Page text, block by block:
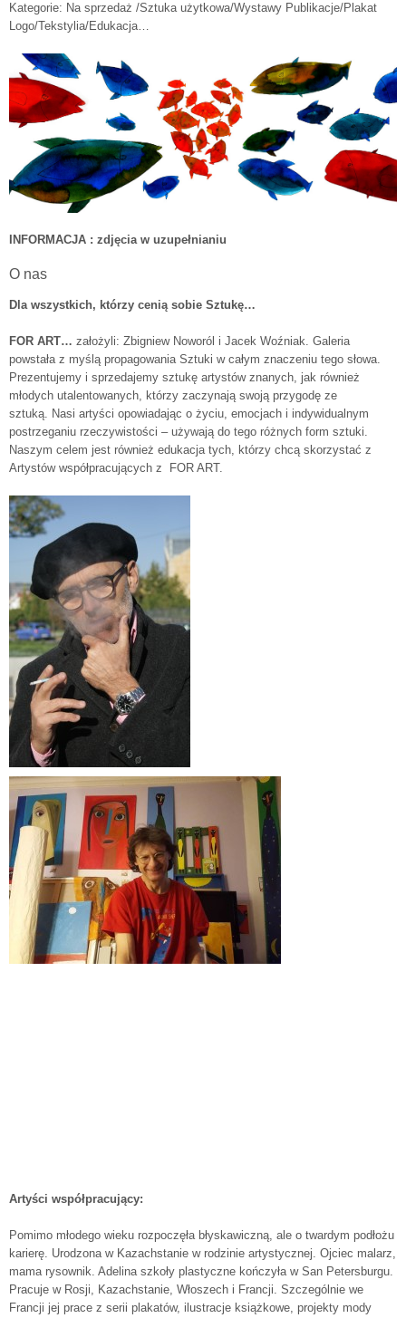
Kategorie: Na sprzedaż /Sztuka użytkowa/Wystawy Publikacje/Plakat
Logo/Tekstylia/Edukacja…
INFORMACJA : zdjęcia w uzupełnianiu
O nas
Dla wszystkich, którzy cenią sobie Sztukę…
FOR ART… założyli: Zbigniew Noworól i Jacek Woźniak. Galeria
powstała z myślą propagowania Sztuki w całym znaczeniu tego słowa.
Prezentujemy i sprzedajemy sztukę artystów znanych, jak również
młodych utalentowanych, którzy zaczynają swoją przygodę ze
sztuką. Nasi artyści opowiadając o życiu, emocjach i indywidualnym
postrzeganiu rzeczywistości – używają do tego różnych form sztuki.
Naszym celem jest również edukacja tych, którzy chcą skorzystać z
Artystów współpracujących z FOR ART.
Artyści współpracujący:
Pomimo młodego wieku rozpoczęła błyskawiczną, ale o twardym podłożu
karierę. Urodzona w Kazachstanie w rodzinie artystycznej. Ojciec malarz,
mama rysownik. Adelina szkoły plastyczne kończyła w San Petersburgu.
Pracuje w Rosji, Kazachstanie, Włoszech i Francji. Szczególnie we
Francji jej prace z serii plakatów, ilustracje książkowe, projekty mody